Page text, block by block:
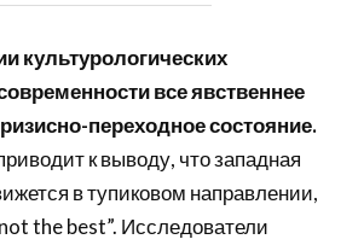
культурологических
все явственнее
переходное состояние.
к выводу, что западная
в тупиковом направлении,
the best”. Исследователи